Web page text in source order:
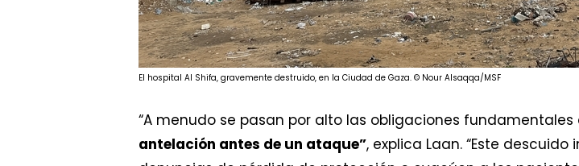
El hospital Al Shifa, gravemente destruido, en la Ciudad de Gaza. © Nour Alsaqqa/MSF
“A menudo se pasan por alto las obligaciones
antelación antes de un ataque”, explica Laan. “Este